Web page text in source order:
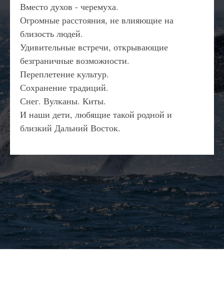
Вместо духов - черемуха.
Огромные расстояния, не влияющие на
близость людей.
Удивительные встречи, открывающие
безграничные возможности.
Переплетение культур.
Сохранение традиций.
Снег. Вулканы. Киты.
И наши дети, любящие такой родной и
близкий Дальний Восток.